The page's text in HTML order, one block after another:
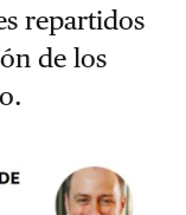
repartidos
de los